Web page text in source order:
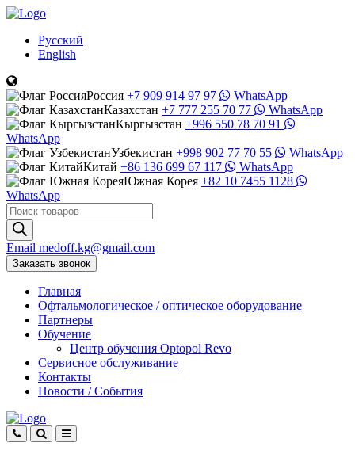
Русский
English
Россия +7 909 914 97 97
WhatsApp
Казахстан +7 777 255 70 77
WhatsApp
Кыргызстан +996 550 78 70 91
WhatsApp
Узбекистан +998 902 77 70 55
WhatsApp
Китай +86 136 699 67 117
WhatsApp
Южная Корея +82 10 7455 1128
WhatsApp
Поиск
товаров
Email medoff.kg@gmail.com
Заказать звонок
Главная
Офтальмологическое / оптическое оборудование
Партнеры
Обучение
Центр обучения Оptopol Revo
Сервисное обслуживание
Контакты
Новости / События